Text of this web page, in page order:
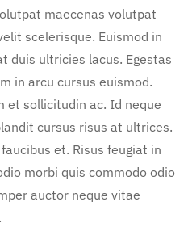
maecenas volutpat
scelerisque. Euismod in
duis ultricies lacus. Egestas
in arcu cursus euismod.
et sollicitudin ac. Id neque
cursus risus at ultrices.
et. Risus feugiat in
morbi quis commodo odio
auctor neque vitae